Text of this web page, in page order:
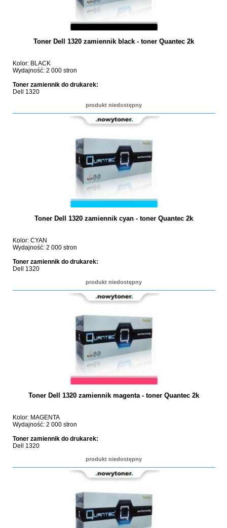
Toner Dell 1320 zamiennik black - toner Quantec 2k
Kolor: BLACK
Wydajność: 2 000 stron
Toner zamiennik do drukarek:
Dell 1320
produkt niedostępny
Toner Dell 1320 zamiennik cyan - toner Quantec 2k
Kolor: CYAN
Wydajność: 2 000 stron
Toner zamiennik do drukarek:
Dell 1320
produkt niedostępny
Toner Dell 1320 zamiennik magenta - toner Quantec 2k
Kolor: MAGENTA
Wydajność: 2 000 stron
Toner zamiennik do drukarek:
Dell 1320
produkt niedostępny